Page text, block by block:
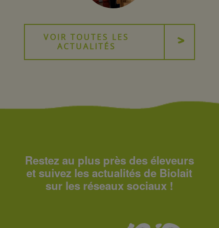
VOIR TOUTES LES
ACTUALITÉS
Restez au plus près des éleveurs
et suivez les actualités de Biolait
sur les réseaux sociaux !